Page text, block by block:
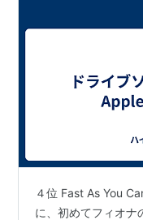
４位 Fast As You
に、初めてフィオ